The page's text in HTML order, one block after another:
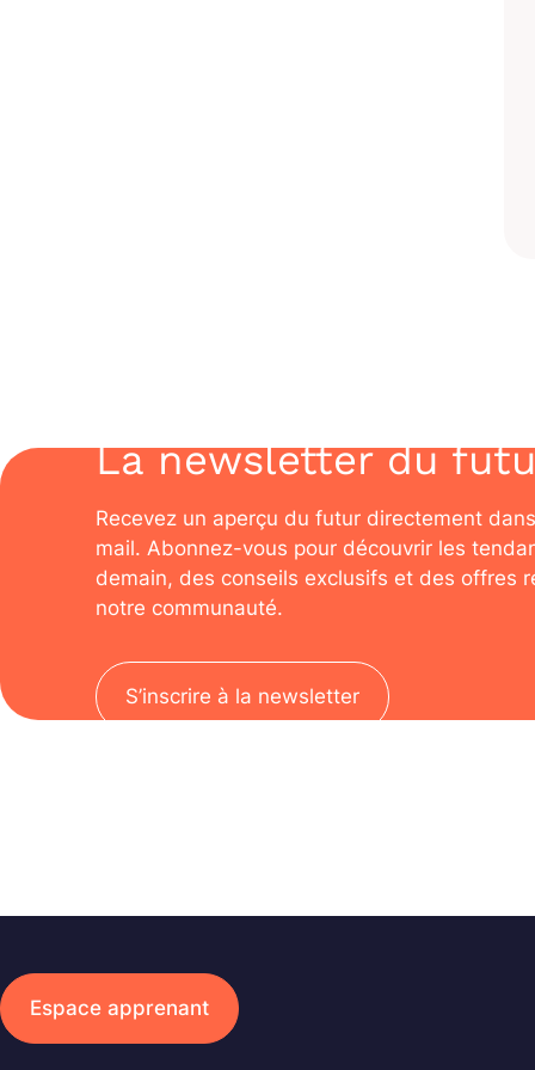
La newsletter du
Recevez un aperçu du futur directement
mail. Abonnez-vous pour découvrir les
demain, des conseils exclusifs et des offres
notre communauté.
S’inscrire à la newsletter
Espace apprenant